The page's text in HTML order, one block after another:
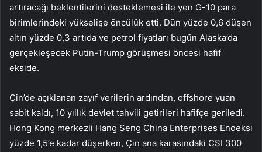
artıracağı beklentilerini desteklemesi ile yen G-10 para
birimlerindeki yükselişe öncülük etti. Dün yüzde 0,6 düşen
altın yüzde 0,3 artıda ve petrol fiyatları bugün Alaska’da
gerçekleşecek Putin-Trump görüşmesi öncesi hafif
ekside.
Çin’de açıklanan zayıf verilerin ardından, offshore yuan
sabit kaldı, 10 yıllık devlet tahvili getirileri hafifçe geriledi.
Hong Kong merkezli Hang Seng China Enterprises Endeksi
yüzde 1,5’e kadar düşerken, Çin ana karasındaki CSI 300